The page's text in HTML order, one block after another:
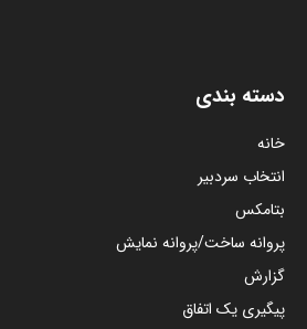
دسته بندی
خانه
انتخاب سردبیر
بتامکس
پروانه ساخت/پروانه نمایش
گزارش
پیگیری یک اتفاق